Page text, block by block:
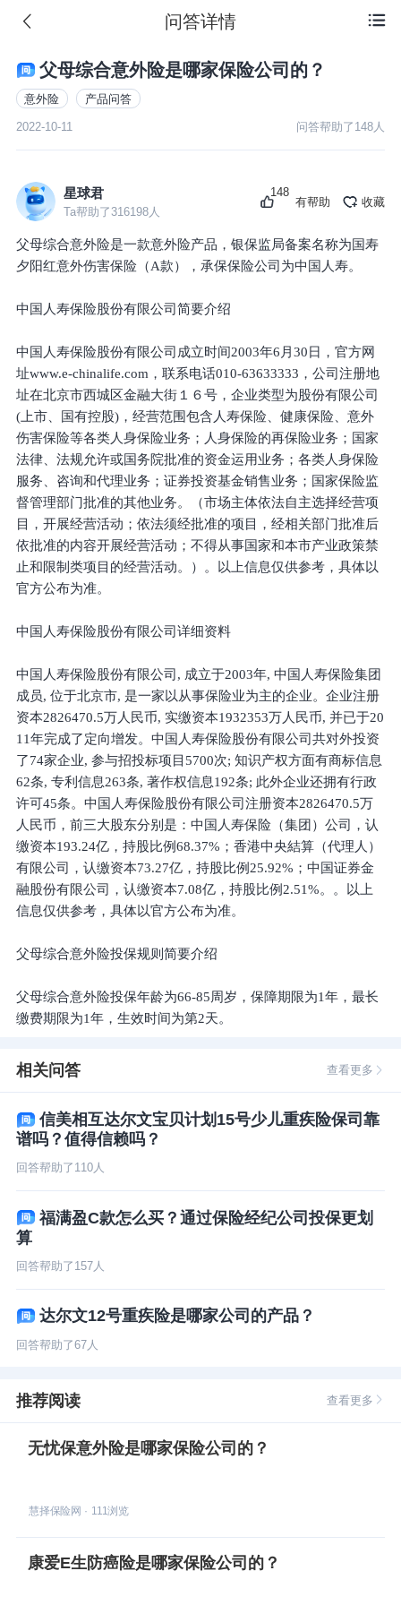
 问答详情
父母综合意外险是哪家保险公司的？
意外险 产品问答
2022-10-11 问答帮助了 148人
星球君
Ta帮助了 316198人
148
有帮助 收藏
父母综合意外险是一款意外险产品，银保监局备案名称为国寿
夕阳红意外伤害保险（A款），承保保险公司为中国人寿。
中国人寿保险股份有限公司简要介绍
中国人寿保险股份有限公司成立时间2003年6月30日，官方网
址www.e-chinalife.com，联系电话010-63633333，公司注册地
址在北京市西城区金融大街１６号，企业类型为股份有限公司
(上市、国有控股)，经营范围包含人寿保险、健康保险、意外
伤害保险等各类人身保险业务；人身保险的再保险业务；国家
法律、法规允许或国务院批准的资金运用业务；各类人身保险
服务、咨询和代理业务；证券投资基金销售业务；国家保险监
督管理部门批准的其他业务。（市场主体依法自主选择经营项
目，开展经营活动；依法须经批准的项目，经相关部门批准后
依批准的内容开展经营活动；不得从事国家和本市产业政策禁
止和限制类项目的经营活动。）。以上信息仅供参考，具体以
官方公布为准。
中国人寿保险股份有限公司详细资料
中国人寿保险股份有限公司, 成立于2003年, 中国人寿保险集团
成员, 位于北京市, 是一家以从事保险业为主的企业。企业注册
资本2826470.5万人民币, 实缴资本1932353万人民币, 并已于20
11年完成了定向增发。中国人寿保险股份有限公司共对外投资
了74家企业, 参与招投标项目5700次; 知识产权方面有商标信息
62条, 专利信息263条, 著作权信息192条; 此外企业还拥有行政
许可45条。中国人寿保险股份有限公司注册资本2826470.5万
人民币，前三大股东分别是：中国人寿保险（集团）公司，认
缴资本193.24亿，持股比例68.37%；香港中央結算（代理人）
有限公司，认缴资本73.27亿，持股比例25.92%；中国证券金
融股份有限公司，认缴资本7.08亿，持股比例2.51%。。以上
信息仅供参考，具体以官方公布为准。
父母综合意外险投保规则简要介绍
父母综合意外险投保年龄为66-85周岁，保障期限为1年，最长
缴费期限为1年，生效时间为第2天。
相关问答 查看更多
信美相互达尔文宝贝计划15号少儿重疾险保司靠
谱吗？值得信赖吗？
回答帮助了 110人
福满盈C款怎么买？通过保险经纪公司投保更划
算
回答帮助了 157人
达尔文12号重疾险是哪家公司的产品？
回答帮助了67人
推荐阅读 查看更多
无忧保意外险是哪家保险公司的？
慧择保险网 · 111浏览
康爱E生防癌险是哪家保险公司的？